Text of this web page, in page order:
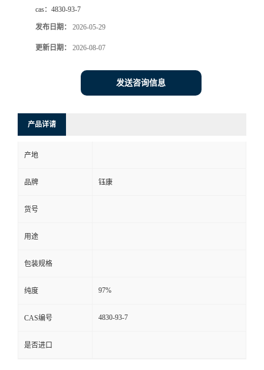
cas： 4830-93-7
发布日期： 2026-05-29
更新日期： 2026-08-07
发送咨询信息
产品详请
产地
品牌 钰康
货号
用途
包装规格
纯度 97%
CAS编号 4830-93-7
是否进口